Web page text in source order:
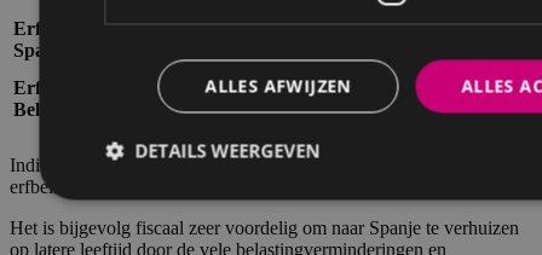
Erfbelasting in
Spanje?
Enkel erfbelasting op
Erfbelasting in
België?
Enkel erfbelasting op
onroerende goederen in
België.
Ja, erfbelasting
Indien in beide landen erfbelasting verschuldigd is, dan wordt de
erfbelasting verrekend.
Het is bijgevolg fiscaal zeer voordelig om naar Spanje te verhuizen
op latere leeftijd door de vele belastingverminderingen en
ALLES
ALLES AFWIJZEN
DETAILS WEERGEVEN